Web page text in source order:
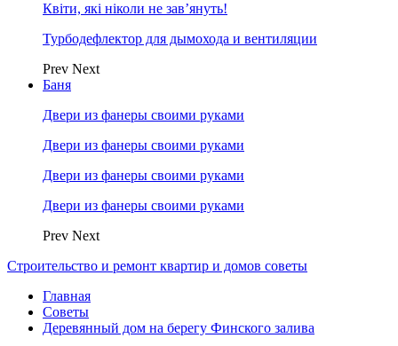
Квіти, які ніколи не зав’януть!
Турбодефлектор для дымохода и вентиляции
Prev Next
Баня
Двери из фанеры своими руками
Двери из фанеры своими руками
Двери из фанеры своими руками
Двери из фанеры своими руками
Prev Next
Строительство и ремонт квартир и домов советы
Главная
Советы
Деревянный дом на берегу Финского залива